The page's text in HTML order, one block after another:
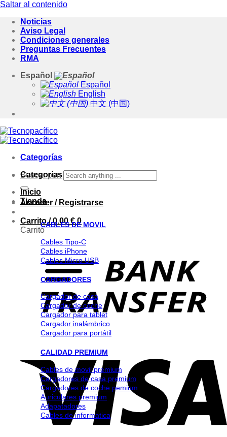
Saltar al contenido
Noticias
Aviso Legal
Condiciones generales
Preguntas Frecuentes
RMA
Español
Español
English
中文 (中国)
Categorías
Buscar por:
Acceder / Registrarse
Carrito /0.00€ 0
Carrito
Categorías
Inicio
Tienda
CABLES DE MOVIL
Cables Tipo-C
Cables iPhone
Cables Micro USB
CARGADORES
Cargador de casa
Cargador de coche
Cargador para tablet
Cargador inalámbrico
Cargador para portátil
CALIDAD PREMIUM
Cables de movil premium
Cargadores de casa premium
Cargadores de coche pemium
Auriculares premium
Adapatadores
Cables de informatica